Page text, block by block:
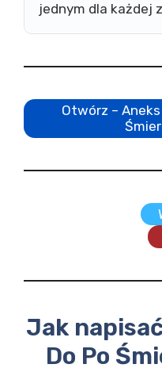
jednym dla każdej
Otwórz –
Jak
Do Po